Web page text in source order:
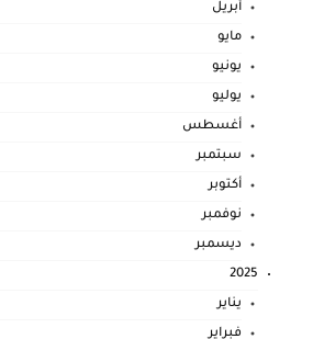
أبريل
مايو
يونيو
يوليو
أغسطس
سبتمبر
أكتوبر
نوفمبر
ديسمبر
2025
يناير
فبراير